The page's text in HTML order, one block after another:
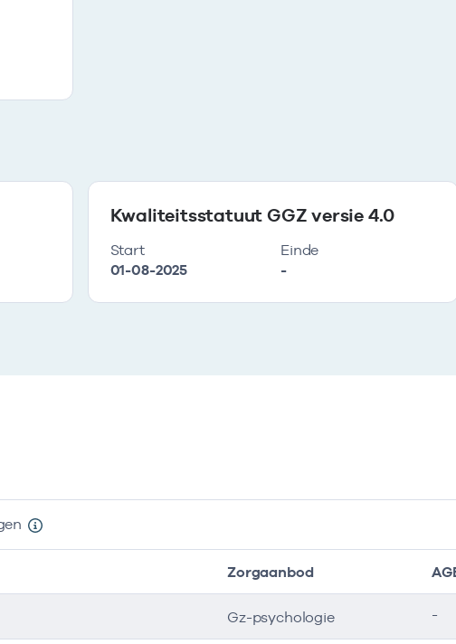
Kwaliteitsstatuut GGZ versie 4.0
Start
01-08-2025
Einde
-
Zorgaanbod
Gz-psychologie -